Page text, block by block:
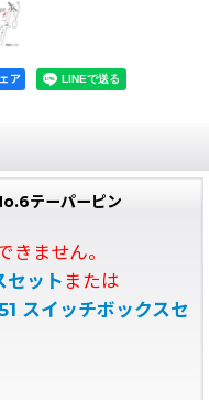
ア
テーパーピン
きません。
セット または
スイッチボックスセ